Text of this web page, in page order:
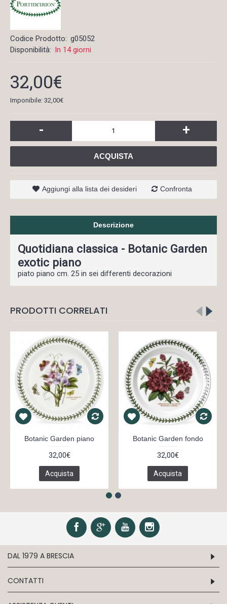
Codice Prodotto: g05052
Disponibilità: In 14 giorni
32,00€
Imponibile: 32,00€
- +
ACQUISTA
Aggiungi alla lista dei desideri Confronta
Descrizione
Quotidiana classica - Botanic Garden
exotic piano
piato piano cm. 25 in sei differenti decorazioni
PRODOTTI CORRELATI
Botanic Garden piano
32,00€
Acquista
Botanic Garden fondo
32,00€
Acquista
DAL 1979 A BRESCIA
CONTATTI